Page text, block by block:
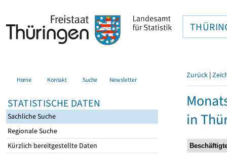
Home Kontakt Suche Newsletter
STATISTISCHE DATEN
Sachliche Suche
Regionale Suche
Kürzlich bereitgestellte Daten
Zurück |
in